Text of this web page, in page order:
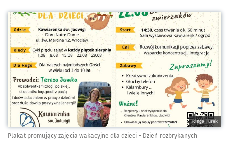
Kliknij, aby powiększyć
Kinga Turek
Plakat promujący zajęcia wakacyjne dla dzieci - Dzień rozbrykanych